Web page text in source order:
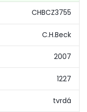
CHBCZ3755
C.H.Beck
2007
1227
tvrdá